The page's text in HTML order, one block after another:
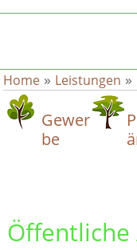
Home » Leistungen »
Gewer
be
Öffentliche